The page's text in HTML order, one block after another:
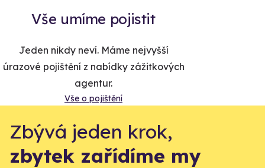
Vše umíme pojistit
Jeden nikdy neví. Máme nejvyšší
úrazové pojištění z nabídky zážitkových
agentur.
Vše o pojištění
Zbývá jeden krok,
zbytek zařídíme my